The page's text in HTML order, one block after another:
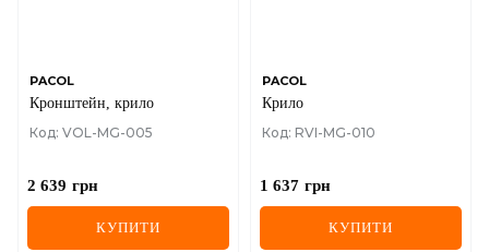
SMART
SSANGYONG
SUZUKI
PACOL
Кронштейн, крило
Код: VOL-MG-005
2 639 грн
КУПИТИ
PACOL
Крило
Код: RVI-MG-010
1 637 грн
КУПИТИ